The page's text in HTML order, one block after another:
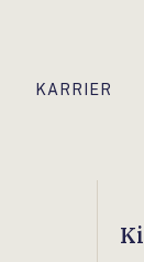
KARRIER